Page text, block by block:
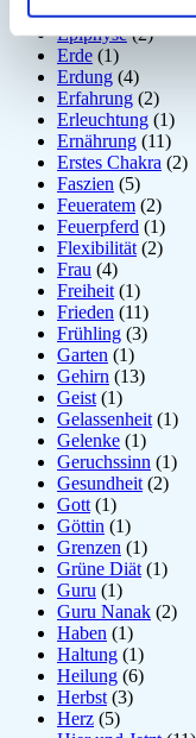
Entzündung(1)
Epiphyse(2)
Erde (1)
Erdung (4)
Erfahrung (2)
Erleuchtung (1)
Ernährung (11)
Erstes Chakra (2)
Faszien (5)
Feueratem (2)
Feuerpferd (1)
Flexibilität (2)
Frau (4)
Freiheit (1)
Frieden (11)
Frühling (3)
Garten (1)
Gehirn (13)
Geist (1)
Gelassenheit (1)
Gelenke (1)
Geruchssinn (1)
Gesundheit (2)
Gott (1)
Göttin (1)
Grenzen (1)
Grüne Diät (1)
Guru (1)
Guru Nanak (2)
Haben (1)
Haltung (1)
Heilung (6)
Herbst (3)
Herz (5)